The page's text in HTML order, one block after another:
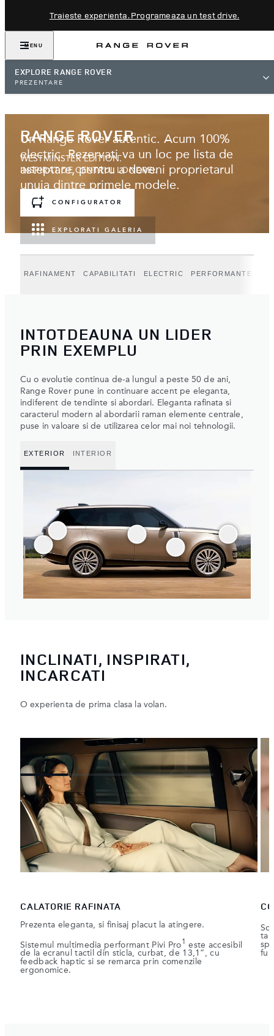
Traieste experienta. Programeaza un test drive.
MENU
EXPLORE RANGE ROVER
PREZENTARE
RANGE ROVER
WESTMINSTER EDITION.
INSPIRAT DE CENTRUL LONDREI.
CONFIGURATOR
EXPLORATI GALERIA
Un Range Rover autentic. Acum 100%
electric. Rezervati-va un loc pe lista de
asteptare, pentru a deveni proprietarul
unuia dintre primele modele.
RAFINAMENT CAPABILITATI ELECTRIC PERFORMANTE
INTOTDEAUNA UN LIDER
PRIN EXEMPLU
Cu o evolutie continua de-a lungul a peste 50 de ani,
Range Rover pune in continuare accent pe eleganta,
indiferent de tendinte si abordari. Eleganta rafinata si
caracterul modern al abordarii raman elemente centrale,
puse in valoare si de utilizarea celor mai noi tehnologii.
EXTERIOR INTERIOR
INCLINATI, INSPIRATI,
INCARCATI
O experienta de prima clasa la volan.
CALATORIE RAFINATA
Prezenta eleganta, si finisaj placut la atingere.
Sistemul multimedia performant Pivi Pro1 este accesibil
de la ecranul tactil din sticla, curbat, de 13,1”, cu
feedback haptic si se remarca prin comenzile
ergonomice.